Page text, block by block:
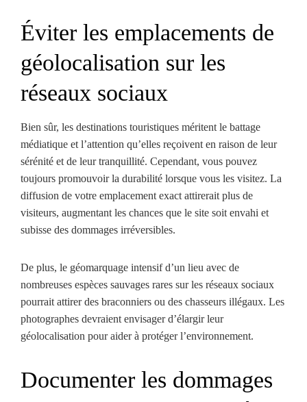
Éviter les emplacements de
géolocalisation sur les
réseaux sociaux
Bien sûr, les destinations touristiques méritent le battage
médiatique et l’attention qu’elles reçoivent en raison de leur
sérénité et de leur tranquillité. Cependant, vous pouvez
toujours promouvoir la durabilité lorsque vous les visitez. La
diffusion de votre emplacement exact attirerait plus de
visiteurs, augmentant les chances que le site soit envahi et
subisse des dommages irréversibles.
De plus, le géomarquage intensif d’un lieu avec de
nombreuses espèces sauvages rares sur les réseaux sociaux
pourrait attirer des braconniers ou des chasseurs illégaux. Les
photographes devraient envisager d’élargir leur
géolocalisation pour aider à protéger l’environnement.
Documenter les dommages